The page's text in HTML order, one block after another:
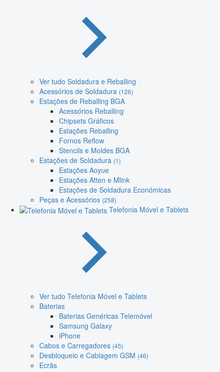
Ver tudo Soldadura e Reballing
Acessórios de Soldadura (126)
Estações de Reballing BGA
Acessórios Reballing
Chipsets Gráficos
Estações Reballing
Fornos Reflow
Stencils e Moldes BGA
Estações de Soldadura (1)
Estações Aoyue
Estações Atten e Mlink
Estações de Soldadura Económicas
Peças e Acessórios (258)
Telefonia Móvel e Tablets
Ver tudo Telefonia Móvel e Tablets
Baterias
Baterias Genéricas Telemóvel
Samsung Galaxy
iPhone
Cabos e Carregadores (45)
Desbloqueio e Cablagem GSM (46)
Ecrãs